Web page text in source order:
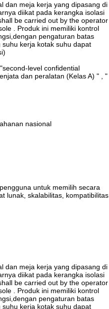
dan meja kerja yang dipasang di
diikat pada kerangka isolasi
be carried out by the operator
. Produk ini memiliki kontrol
pengaturan batas
kerja kotak suhu dapat
level confidential
dan peralatan (Kelas A) " , "
nasional
untuk memilih secara
lunak, skalabilitas, kompatibilitas
dan meja kerja yang dipasang di
diikat pada kerangka isolasi
be carried out by the operator
. Produk ini memiliki kontrol
pengaturan batas
kerja kotak suhu dapat